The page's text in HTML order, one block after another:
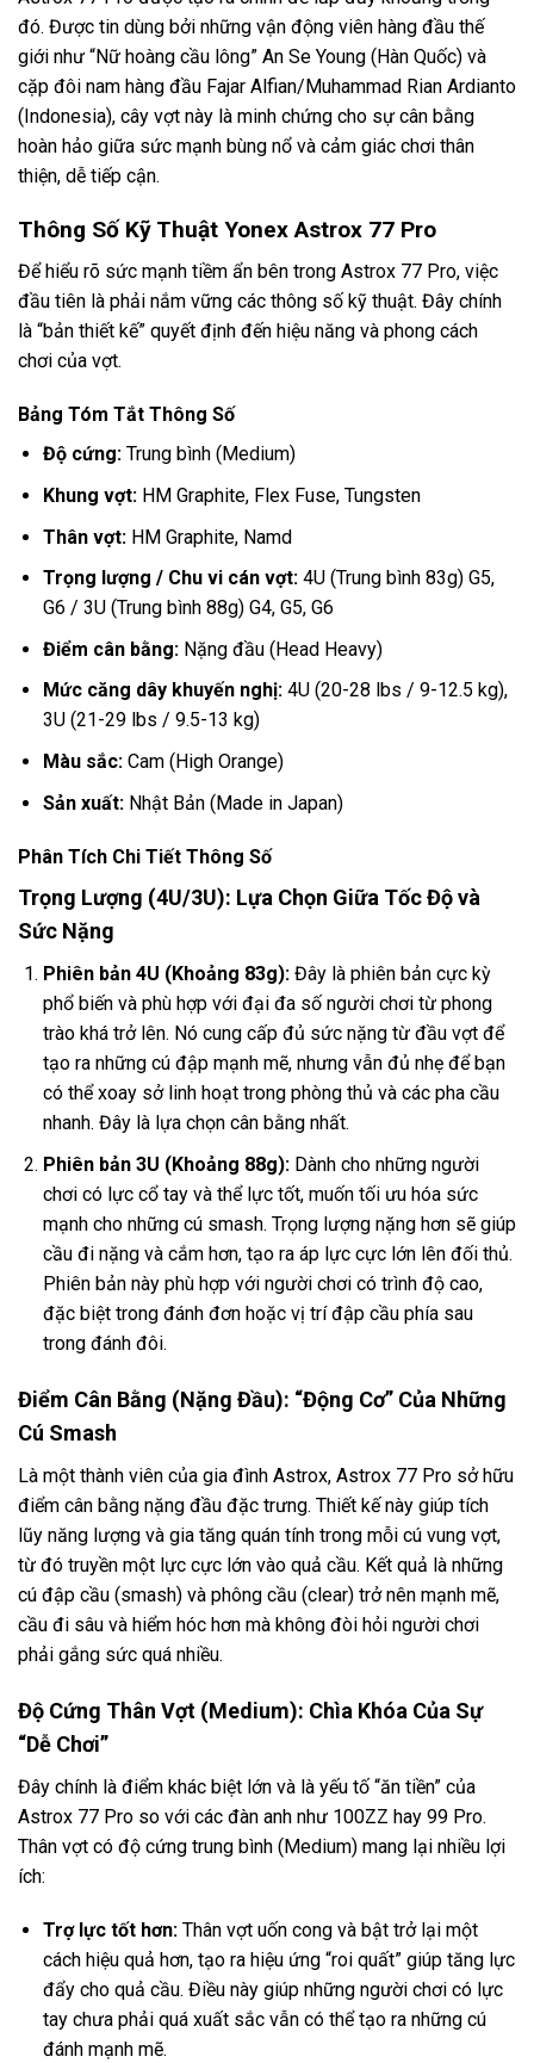
đó. Được tin dùng bởi những vận động viên hàng đầu thế
giới như “Nữ hoàng cầu lông” An Se Young (Hàn Quốc) và
cặp đôi nam hàng đầu Fajar Alfian/Muhammad Rian Ardianto
(Indonesia), cây vợt này là minh chứng cho sự cân bằng
hoàn hảo giữa sức mạnh bùng nổ và cảm giác chơi thân
thiện, dễ tiếp cận.
Thông Số Kỹ Thuật Yonex Astrox 77 Pro
Để hiểu rõ sức mạnh tiềm ẩn bên trong Astrox 77 Pro, việc
đầu tiên là phải nắm vững các thông số kỹ thuật. Đây chính
là “bản thiết kế” quyết định đến hiệu năng và phong cách
chơi của vợt.
Bảng Tóm Tắt Thông Số
Độ cứng:Trung bình (Medium)
Khung vợt:HM Graphite, Flex Fuse, Tungsten
Thân vợt:HM Graphite, Namd
Trọng lượng / Chu vi cán vợt:4U (Trung bình 83g) G5,
G6 / 3U (Trung bình 88g) G4, G5, G6
Điểm cân bằng:Nặng đầu (Head Heavy)
Mức căng dây khuyến nghị:4U (20-28 lbs / 9-12.5 kg),
3U (21-29 lbs / 9.5-13 kg)
Màu sắc:Cam (High Orange)
Sản xuất:Nhật Bản (Made in Japan)
Phân Tích Chi Tiết Thông Số
Trọng Lượng (4U/3U): Lựa Chọn Giữa Tốc Độ và
Sức Nặng
Phiên bản 4U (Khoảng 83g):Đây là phiên bản cực kỳ
phổ biến và phù hợp với đại đa số người chơi từ phong
trào khá trở lên. Nó cung cấp đủ sức nặng từ đầu vợt để
tạo ra những cú đập mạnh mẽ, nhưng vẫn đủ nhẹ để bạn
có thể xoay sở linh hoạt trong phòng thủ và các pha cầu
nhanh. Đây là lựa chọn cân bằng nhất.
Phiên bản 3U (Khoảng 88g):Dành cho những người
chơi có lực cổ tay và thể lực tốt, muốn tối ưu hóa sức
mạnh cho những cú smash. Trọng lượng nặng hơn sẽ giúp
cầu đi nặng và cắm hơn, tạo ra áp lực cực lớn lên đối thủ.
Phiên bản này phù hợp với người chơi có trình độ cao,
đặc biệt trong đánh đơn hoặc vị trí đập cầu phía sau
trong đánh đôi.
Điểm Cân Bằng (Nặng Đầu): “Động Cơ” Của Những
Cú Smash
Là một thành viên của gia đình Astrox, Astrox 77 Pro sở hữu
điểm cân bằng nặng đầu đặc trưng. Thiết kế này giúp tích
lũy năng lượng và gia tăng quán tính trong mỗi cú vung vợt,
từ đó truyền một lực cực lớn vào quả cầu. Kết quả là những
cú đập cầu (smash) và phông cầu (clear) trở nên mạnh mẽ,
cầu đi sâu và hiểm hóc hơn mà không đòi hỏi người chơi
phải gắng sức quá nhiều.
Độ Cứng Thân Vợt (Medium): Chìa Khóa Của Sự
“Dễ Chơi”
Đây chính là điểm khác biệt lớn và là yếu tố “ăn tiền” của
Astrox 77 Pro so với các đàn anh như 100ZZ hay 99 Pro.
Thân vợt có độ cứng trung bình (Medium) mang lại nhiều lợi
ích:
Trợ lực tốt hơn:Thân vợt uốn cong và bật trở lại một
cách hiệu quả hơn, tạo ra hiệu ứng “roi quất” giúp tăng lực
đẩy cho quả cầu. Điều này giúp những người chơi có lực
tay chưa phải quá xuất sắc vẫn có thể tạo ra những cú
đánh mạnh mẽ.